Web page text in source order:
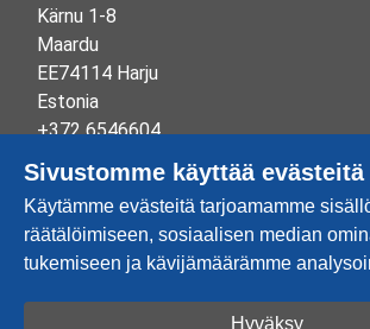
Kärnu 1-8
Maardu
EE74114 Harju
Estonia
+372 6546604
info@johnberger.ee
Reg.nr 10265834
EE100332513
Sivustomme käyttää evästeitä
Käytämme evästeitä tarjoamamme
räätälöimiseen, sosiaalisen median
tukemiseen ja kävijämäärämme
Hyväksy